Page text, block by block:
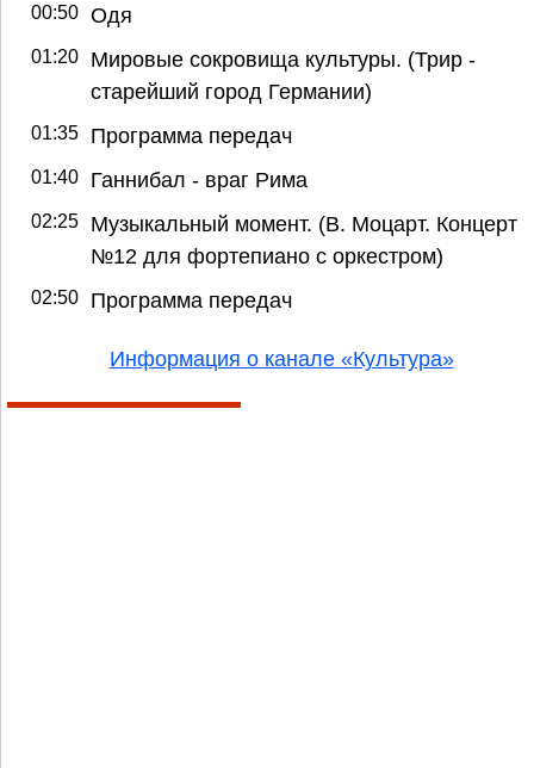
00:50 Одя
01:20
Мировые сокровища культуры. (Трир -
старейший город Германии)
01:35 Программа передач
01:40 Ганнибал - враг Рима
02:25
Музыкальный момент. (В. Моцарт. Концерт
№12 для фортепиано с оркестром)
02:50 Программа передач
Информация о канале «Культура»